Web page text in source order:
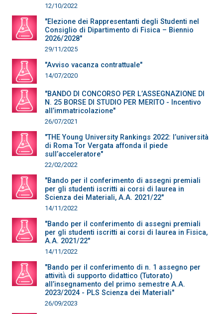
12/10/2022
"Elezione dei Rappresentanti degli Studenti nel
Consiglio di Dipartimento di Fisica – Biennio
2026/2028"
29/11/2025
"Avviso vacanza contrattuale"
14/07/2020
"BANDO DI CONCORSO PER L’ASSEGNAZIONE DI
N. 25 BORSE DI STUDIO PER MERITO - Incentivo
all’immatricolazione"
26/07/2021
"THE Young University Rankings 2022: l’università
di Roma Tor Vergata affonda il piede
sull’acceleratore"
22/02/2022
"Bando per il conferimento di assegni premiali
per gli studenti iscritti ai corsi di laurea in
Scienza dei Materiali, A.A. 2021/22"
14/11/2022
"Bando per il conferimento di assegni premiali
per gli studenti iscritti ai corsi di laurea in Fisica,
A.A. 2021/22"
14/11/2022
"Bando per il conferimento di n. 1 assegno per
attività̀ di supporto didattico (Tutorato)
all’insegnamento del primo semestre A.A.
2023/2024 - PLS Scienza dei Materiali"
26/09/2023